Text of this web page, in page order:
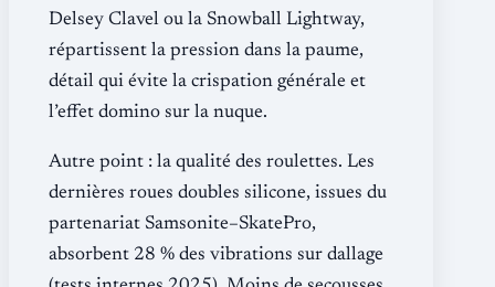
Delsey Clavel ou la Snowball Lightway,
répartissent la pression dans la paume,
détail qui évite la crispation générale et
l’effet domino sur la nuque.
Autre point : la qualité des roulettes. Les
dernières roues doubles silicone, issues du
partenariat Samsonite–SkatePro,
absorbent 28 % des vibrations sur dallage